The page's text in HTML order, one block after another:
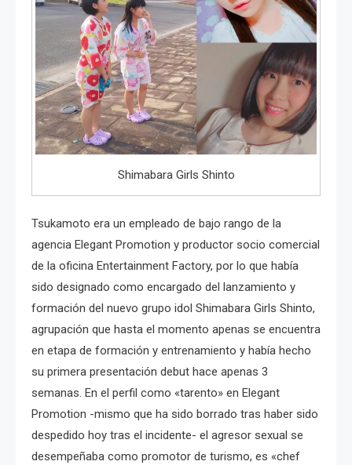
Shimabara Girls Shinto
Tsukamoto era un empleado de bajo rango de la
agencia Elegant Promotion y productor socio comercial
de la oficina Entertainment Factory, por lo que había
sido designado como encargado del lanzamiento y
formación del nuevo grupo idol Shimabara Girls Shinto,
agrupación que hasta el momento apenas se encuentra
en etapa de formación y entrenamiento y había hecho
su primera presentación debut hace apenas 3
semanas. En el perfil como «tarento» en Elegant
Promotion -mismo que ha sido borrado tras haber sido
despedido hoy tras el incidente- el agresor sexual se
desempeñaba como promotor de turismo, es «chef